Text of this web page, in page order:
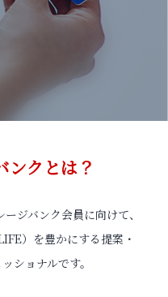
ンクとは？
ジバンク会員に向けて、
）を豊かにする提案・
ショナルです。